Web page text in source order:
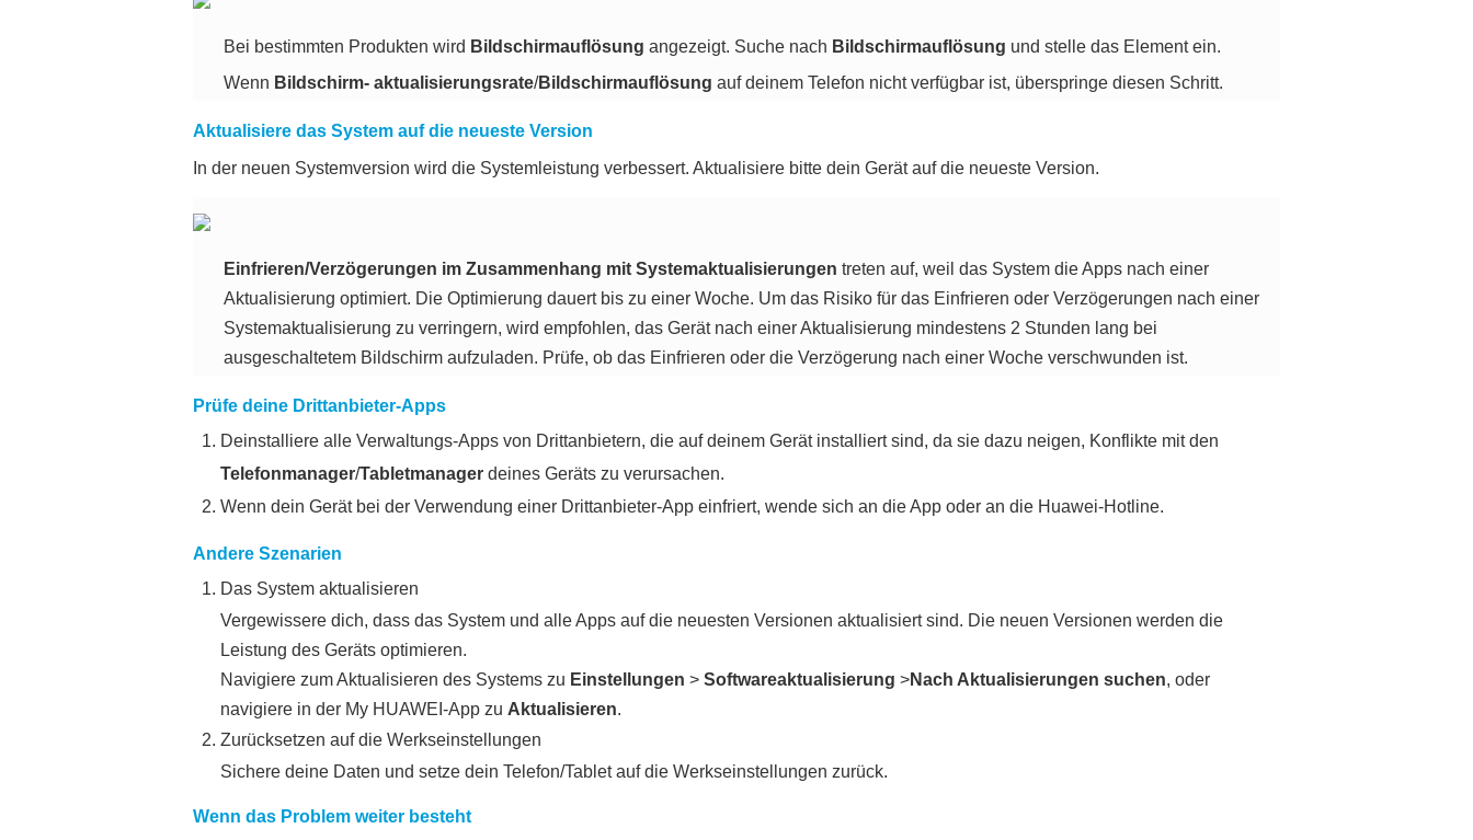
Bei bestimmten Produkten wird Bildschirmauflösung angezeigt. Suche nach Bildschirmauflösung und stelle das Element ein.
Wenn Bildschirm- aktualisierungsrate/Bildschirmauflösung auf deinem Telefon nicht verfügbar ist, überspringe diesen Schritt.
Aktualisiere das System auf die neueste Version
In der neuen Systemversion wird die Systemleistung verbessert. Aktualisiere bitte dein Gerät auf die neueste Version.
Einfrieren/Verzögerungen im Zusammenhang mit Systemaktualisierungen treten auf, weil das System die Apps nach einer
Aktualisierung optimiert. Die Optimierung dauert bis zu einer Woche. Um das Risiko für das Einfrieren oder Verzögerungen nach einer
Systemaktualisierung zu verringern, wird empfohlen, das Gerät nach einer Aktualisierung mindestens 2 Stunden lang bei
ausgeschaltetem Bildschirm aufzuladen. Prüfe, ob das Einfrieren oder die Verzögerung nach einer Woche verschwunden ist.
Prüfe deine Drittanbieter-Apps
Deinstalliere alle Verwaltungs-Apps von Drittanbietern, die auf deinem Gerät installiert sind, da sie dazu neigen, Konflikte mit den
Telefon​manager/Tabletmanagerdeines Geräts zu verursachen.
Wenn dein Gerät bei der Verwendung einer Drittanbieter-App einfriert, wende sich an die App oder an die Huawei-Hotline.
Andere Szenarien
Das System aktualisieren
Vergewissere dich, dass das System und alle Apps auf die neuesten Versionen aktualisiert sind. Die neuen Versionen werden die
Leistung des Geräts optimieren.
Navigiere zum Aktualisieren des Systems zu Ein​stellungen > Softwareaktualisierung >Nach Aktualisierungen suchen, oder
navigiere in der My HUAWEI-App zu Aktualisieren.
Zurücksetzen auf die Werkseinstellungen
Sichere deine Daten und setze dein Telefon/Tablet auf die Werkseinstellungen zurück.
Wenn das Problem weiter besteht